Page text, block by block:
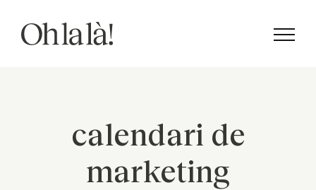
content
calendari de
marketing